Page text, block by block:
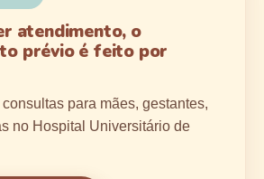
atendimento, o
prévio é feito por
para mães, gestantes,
no Hospital Universitário de